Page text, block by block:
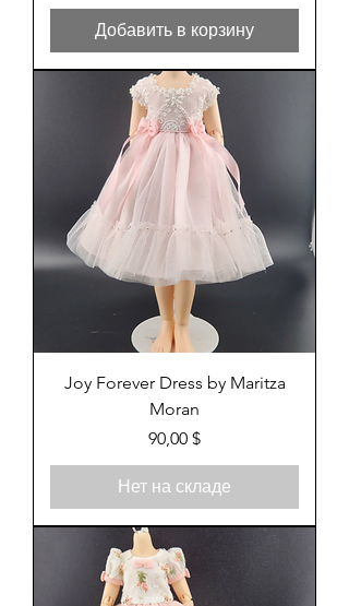
Добавить в корзину
Joy Forever Dress by Maritza
Moran
Цена
90,00 $
Нет на складе